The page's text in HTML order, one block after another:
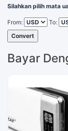
Silahkan pilih mata
From: To:
Convert
Bayar